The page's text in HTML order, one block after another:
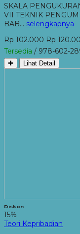
SKALA
VII TEKNIK
BAB… selengkapnya
Rp 102.000 Rp
Tersedia / 978-602-
✚ Lihat Detail
Diskon
15%
Teori Kepribadian